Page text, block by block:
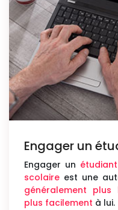
Engager un
Engager un
scolaire est une
généralement plus
plus facilement à lui.